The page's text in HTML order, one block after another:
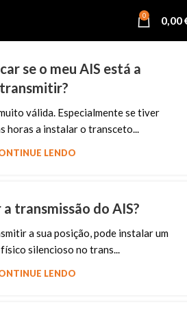
0 0,00
se o meu AIS está a
transmitir?
válida. Especialmente se tiver
horas a instalar o transceto...
LENDO
transmissão do AIS?
a sua posição, pode instalar um
silencioso no trans...
LENDO